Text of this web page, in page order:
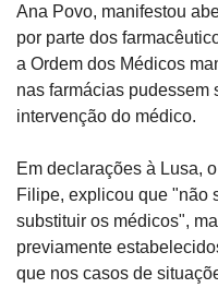
Ana Povo, manifestou
por parte dos
a Ordem dos Médicos
nas farmácias pudessem
intervenção do médico.
Em declarações à Lusa,
Filipe, explicou que "não
substituir os médicos",
previamente
que nos casos de